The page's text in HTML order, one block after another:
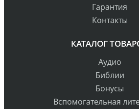
Гарантия
Контакты
КАТАЛОГ
Аудио
Библии
Бонусы
Вспомогательная